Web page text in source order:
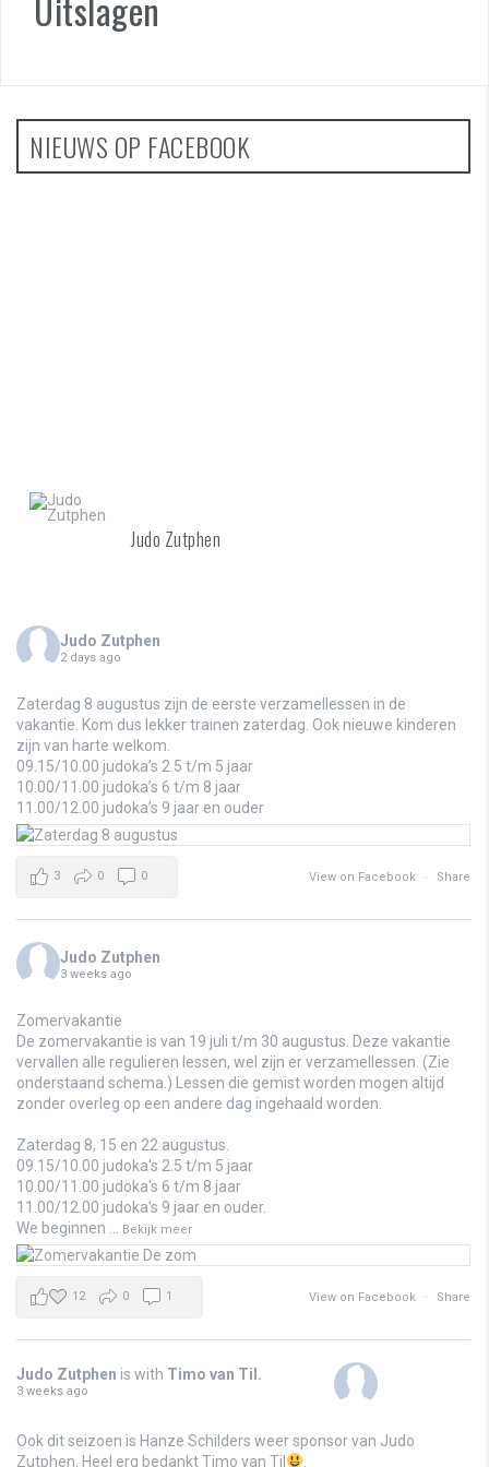
NIEUWS OP FACEBOOK
Judo Zutphen
Judo Zutphen
2 days ago
Zaterdag 8 augustus zijn de eerste verzamellessen in de
vakantie. Kom dus lekker trainen zaterdag. Ook nieuwe kinderen
zijn van harte welkom.
09.15/10.00 judoka’s 2.5 t/m 5 jaar
10.00/11.00 judoka’s 6 t/m 8 jaar
11.00/12.00 judoka’s 9 jaar en ouder
View on Facebook · Share
3 0 0
Judo Zutphen
3 weeks ago
Zomervakantie
De zomervakantie is van 19 juli t/m 30 augustus. Deze vakantie
vervallen alle regulieren lessen, wel zijn er verzamellessen. (Zie
onderstaand schema.) Lessen die gemist worden mogen altijd
zonder overleg op een andere dag ingehaald worden.
Zaterdag 8, 15 en 22 augustus.
09.15/10.00 judoka's 2.5 t/m 5 jaar
10.00/11.00 judoka's 6 t/m 8 jaar
11.00/12.00 judoka's 9 jaar en ouder.
We beginnen
Bekijk meer
View on Facebook · Share
12 0 1
Judo Zutphen is with Timo van Til.
3 weeks ago
Ook dit seizoen is Hanze Schilders weer sponsor van Judo
Zutphen. Heel erg bedankt Timo van Til